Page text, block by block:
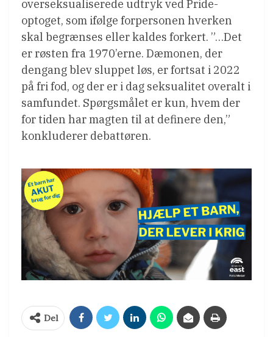
overseksualiserede udtryk ved Pride-
optoget, som ifølge forpersonen hverken
skal begrænses eller kaldes forkert. ”…Det
er røsten fra 1970’erne. Dæmonen, der
dengang blev sluppet løs, er fortsat i 2022
på fri fod, og der er i dag seksualitet overalt i
samfundet. Spørgsmålet er kun, hvem der
for tiden har magten til at definere den,”
konkluderer debattøren.
Del